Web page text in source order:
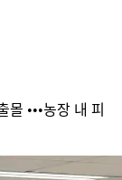
•••농장 내 피